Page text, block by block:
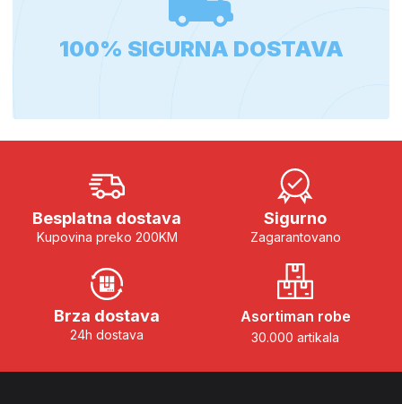
100% SIGURNA DOSTAVA
Besplatna dostava
Kupovina preko 200KM
Sigurno
Zagarantovano
Brza dostava
24h dostava
Asortiman robe
30.000 artikala